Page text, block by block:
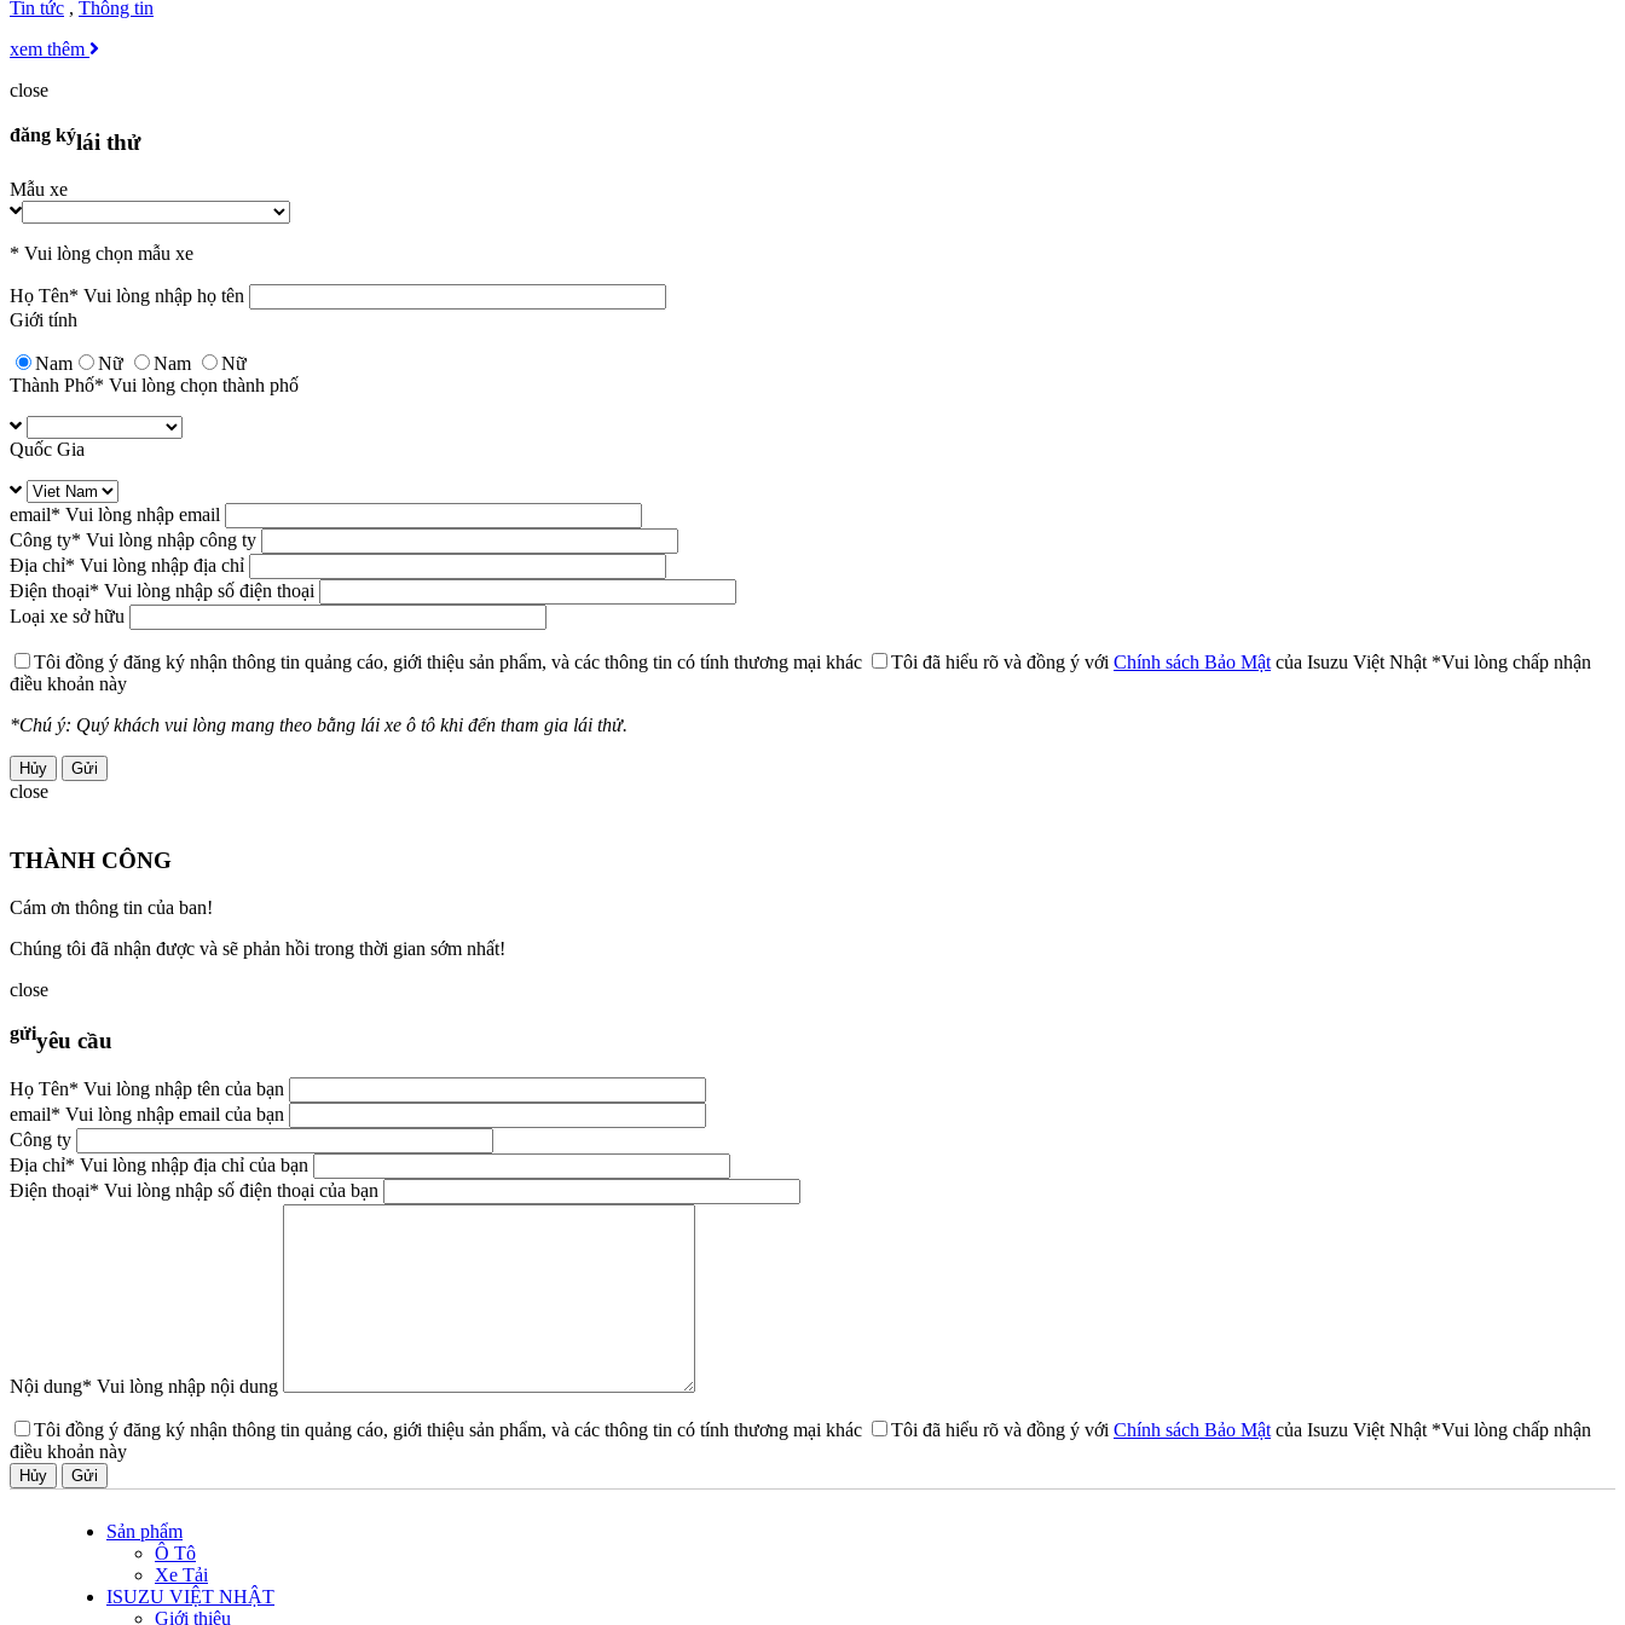
Tin tức , Thông tin
xem thêm
close
đăng kýlái thử
Mẫu xe
* Vui lòng chọn mẫu xe
Họ Tên* Vui lòng nhập họ tên
Giới tính
Nam Nữ Nam
Nữ
Thành Phố* Vui lòng chọn thành phố
Quốc Gia
email* Vui lòng nhập email
Công ty* Vui lòng nhập công ty
Địa chỉ* Vui lòng nhập địa chỉ
Điện thoại* Vui lòng nhập số điện thoại
Loại xe sở hữu
Tôi đồng ý đăng ký nhận thông tin quảng cáo, giới thiệu sản phẩm, và các thông tin có tính thương mại khác Tôi đã hiểu rõ và đồng ý với Chính sách Bảo Mật của Isuzu Việt Nhật *Vui lòng chấp nhận
điều khoản này
*Chú ý: Quý khách vui lòng mang theo bằng lái xe ô tô khi đến tham gia lái thử.
Hủy
close
THÀNH CÔNG
Cám ơn thông tin của ban!
Chúng tôi đã nhận được và sẽ phản hồi trong thời gian sớm nhất!
close
gửiyêu cầu
Họ Tên* Vui lòng nhập tên của bạn
email* Vui lòng nhập email của bạn
Công ty
Địa chỉ* Vui lòng nhập địa chỉ của bạn
Điện thoại* Vui lòng nhập số điện thoại của bạn
Nội dung* Vui lòng nhập nội dung
Tôi đồng ý đăng ký nhận thông tin quảng cáo, giới thiệu sản phẩm, và các thông tin có tính thương mại khác Tôi đã hiểu rõ và đồng ý với Chính sách Bảo Mật của Isuzu Việt Nhật *Vui lòng chấp nhận
điều khoản này
Hủy
Sản phẩm
Ô Tô
Xe Tải
ISUZU VIỆT NHẬT
Giới thiệu